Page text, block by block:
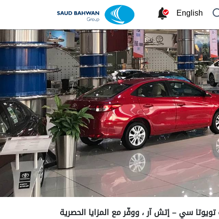
English
تويوتا سي – إتش آر ، ووفّر مع المزايا الحصرية